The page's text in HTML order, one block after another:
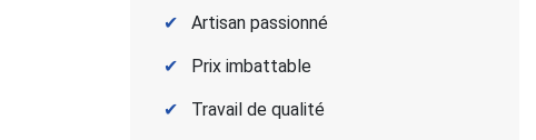
Artisan passionné
Prix imbattable
Travail de qualité